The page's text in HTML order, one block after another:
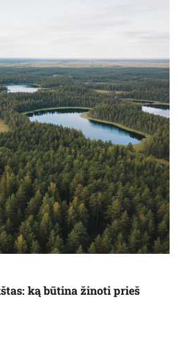
ką būtina žinoti prieš